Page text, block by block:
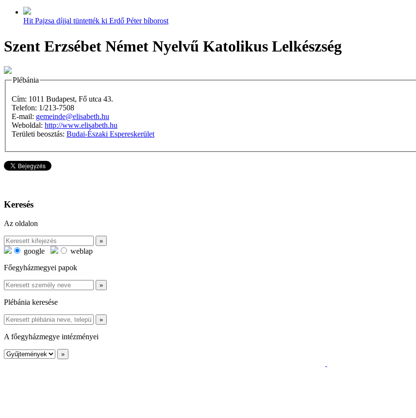
Hit Pajzsa díjjal tüntették ki Erdő Péter bíborost
Szent Erzsébet Német Nyelvű Katolikus Lelkészség
Plébánia
Cím: 1011 Budapest, Fő utca 43.
Telefon: 1/213-7508
E-mail: gemeinde@elisabeth.hu
Weboldal: http://www.elisabeth.hu
Területi beosztás: Budai-Északi Espereskerület
Keresés
Az oldalon
google
weblap
Főegyházmegyei papok
Plébánia keresése
A főegyházmegye intézményei